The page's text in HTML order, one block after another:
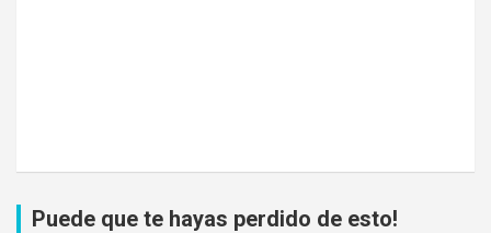
Puede que te hayas perdido de esto!